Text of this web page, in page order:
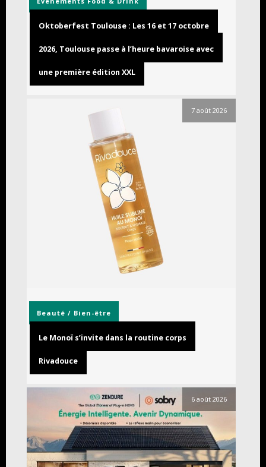
Oktoberfest Toulouse : Les 16 et 17 octobre
2026, Toulouse passe à l’heure bavaroise avec
une première édition XXL
7 août 2026
Beauté / Bien-être
Le Monoï s’invite dans la routine corps
Rivadouce
6 août 2026